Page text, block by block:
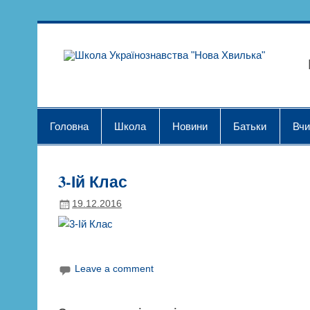
Головна Школа Новини Батьки
3-Ій Клас
19.12.2016
Leave a comment